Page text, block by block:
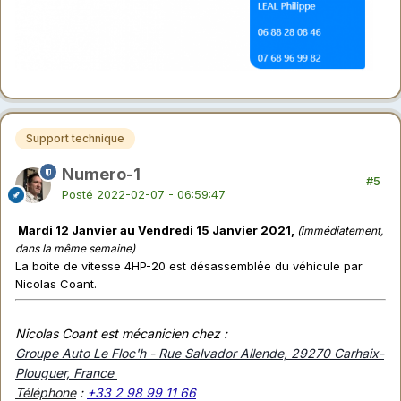
Support technique
Numero-1
Posté 2022-02-07 - 06:59:47
#5
Mardi 12 Janvier au Vendredi 15 Janvier 2021, (immédiatement,
dans la même semaine)
La boite de vitesse 4HP-20 est désassemblée du véhicule par
Nicolas Coant.
Nicolas Coant est mécanicien chez :
Groupe Auto Le Floc'h - Rue Salvador Allende, 29270 Carhaix-
Plouguer, France
Téléphone: +33 2 98 99 11 66